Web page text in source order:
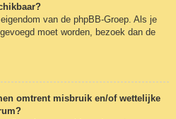
van de phpBB-Groep. Als je
moet worden, bezoek dan de
omtrent misbruik en/of wettelijke